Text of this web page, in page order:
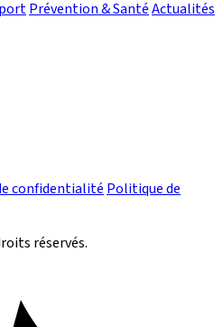
Prévention & SantéActualités
confidentialitéPolitique de
réservés.